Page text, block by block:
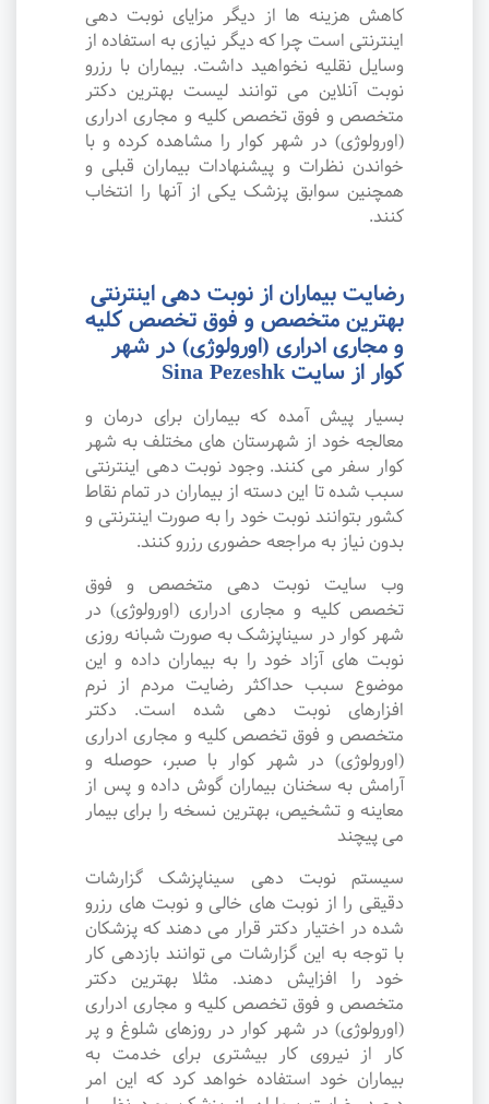
کاهش هزینه ها از دیگر مزایای نوبت دهی
اینترنتی است چرا که دیگر نیازی به استفاده از
وسایل نقلیه نخواهید داشت. بیماران با رزرو
نوبت آنلاین می توانند لیست بهترین دکتر
متخصص و فوق تخصص کلیه و مجاری ادراری
(اورولوژی) در شهر کوار را مشاهده کرده و با
خواندن نظرات و پیشنهادات بیماران قبلی و
همچنین سوابق پزشک یکی از آنها را انتخاب
کنند.
رضایت بیماران از نوبت دهی اینترنتی
بهترین متخصص و فوق تخصص کلیه
و مجاری ادراری (اورولوژی) در شهر
کوار از سایت Sina Pezeshk
بسیار پیش آمده که بیماران برای درمان و
معالجه خود از شهرستان های مختلف به شهر
کوار سفر می کنند. وجود نوبت دهی اینترنتی
سبب شده تا این دسته از بیماران در تمام نقاط
کشور بتوانند نوبت خود را به صورت اینترنتی و
بدون نیاز به مراجعه حضوری رزرو کنند.
وب سایت نوبت دهی متخصص و فوق
تخصص کلیه و مجاری ادراری (اورولوژی) در
شهر کوار در سیناپزشک به صورت شبانه روزی
نوبت های آزاد خود را به بیماران داده و این
موضوع سبب حداکثر رضایت مردم از نرم
افزارهای نوبت دهی شده است. دکتر
متخصص و فوق تخصص کلیه و مجاری ادراری
(اورولوژی) در شهر کوار با صبر، حوصله و
آرامش به سخنان بیماران گوش داده و پس از
معاینه و تشخیص، بهترین نسخه را برای بیمار
می پیچند
سیستم نوبت دهی سیناپزشک گزارشات
دقیقی را از نوبت های خالی و نوبت های رزرو
شده در اختیار دکتر قرار می دهند که پزشکان
با توجه به این گزارشات می توانند بازدهی کار
خود را افزایش دهند. مثلا بهترین دکتر
متخصص و فوق تخصص کلیه و مجاری ادراری
(اورولوژی) در شهر کوار در روزهای شلوغ و پر
کار از نیروی کار بیشتری برای خدمت به
بیماران خود استفاده خواهد کرد که این امر